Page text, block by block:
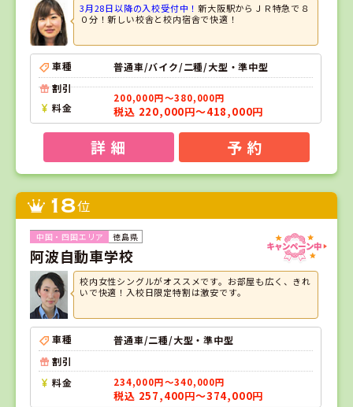
3月28日以降の入校受付中！新大阪駅からＪＲ特急で８
０分！新しい校舎と校内宿舎で快適！
車種
普通車/バイク/二種/大型・準中型
割引
料金
200,000円～380,000円
税込 220,000円～418,000円
詳 細 予 約
18位
徳島県
阿波自動車学校
校内女性シングルがオススメです。お部屋も広く、きれ
いで快適！入校日限定特割は激安です。
車種
普通車/二種/大型・準中型
割引
料金
234,000円～340,000円
税込 257,400円～374,000円